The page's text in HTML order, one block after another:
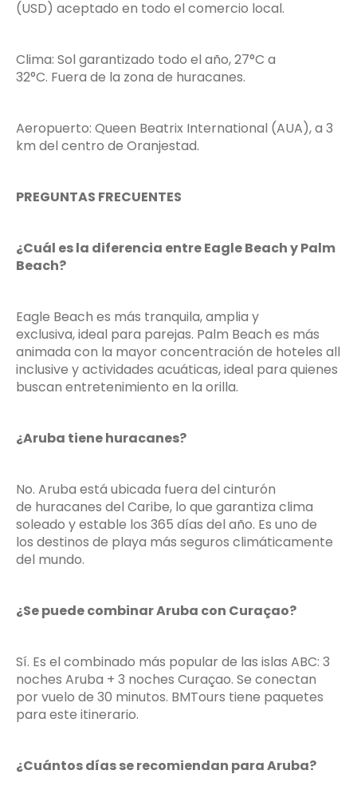
(USD) aceptado en todo el comercio local.
Clima: Sol garantizado todo el año, 27°C a
32°C. Fuera de la zona de huracanes.
Aeropuerto: Queen Beatrix International (AUA), a 3
km del centro de Oranjestad.
PREGUNTAS FRECUENTES
¿Cuál es la diferencia entre Eagle Beach y Palm
Beach?
Eagle Beach es más tranquila, amplia y
exclusiva, ideal para parejas. Palm Beach es más
animada con la mayor concentración de hoteles all
inclusive y actividades acuáticas, ideal para quienes
buscan entretenimiento en la orilla.
¿Aruba tiene huracanes?
No. Aruba está ubicada fuera del cinturón
de huracanes del Caribe, lo que garantiza clima
soleado y estable los 365 días del año. Es uno de
los destinos de playa más seguros climáticamente
del mundo.
¿Se puede combinar Aruba con Curaçao?
Sí. Es el combinado más popular de las islas ABC: 3
noches Aruba + 3 noches Curaçao. Se conectan
por vuelo de 30 minutos. BMTours tiene paquetes
para este itinerario.
¿Cuántos días se recomiendan para Aruba?